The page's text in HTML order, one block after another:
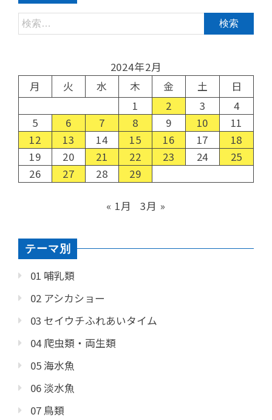
2024年2月
月
火 水 木 金 土
日
1
2 3
4
5
6 7 8 9 10
11
12
13 14 15 16 17
18
19
20 21 22 23 24
25
26
27 28 29
« 1月 3月 »
テーマ別
01 哺乳類
02 アシカショー
03 セイウチふれあいタイム
04 爬虫類・両生類
05 海水魚
06 淡水魚
07 鳥類